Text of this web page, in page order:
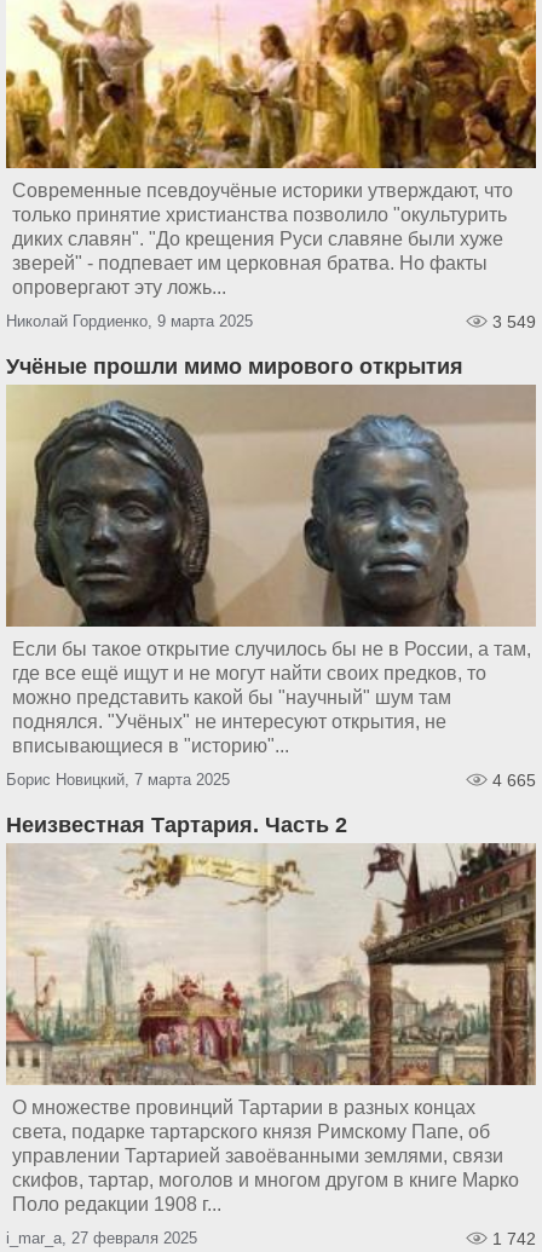
Современные псевдоучёные историки утверждают, что
только принятие христианства позволило "окультурить
диких славян". "До крещения Руси славяне были хуже
зверей" - подпевает им церковная братва. Но факты
опровергают эту ложь...
Николай Гордиенко, 9 марта 2025 3 549
Учёные прошли мимо мирового открытия
Если бы такое открытие случилось бы не в России, а там,
где все ещё ищут и не могут найти своих предков, то
можно представить какой бы "научный" шум там
поднялся. "Учёных" не интересуют открытия, не
вписывающиеся в "историю"...
Борис Новицкий, 7 марта 2025 4 665
Неизвестная Тартария. Часть 2
О множестве провинций Тартарии в разных концах
света, подарке тартарского князя Римскому Папе, об
управлении Тартарией завоёванными землями, связи
скифов, тартар, моголов и многом другом в книге Марко
Поло редакции 1908 г...
i_mar_a, 27 февраля 2025 1 742